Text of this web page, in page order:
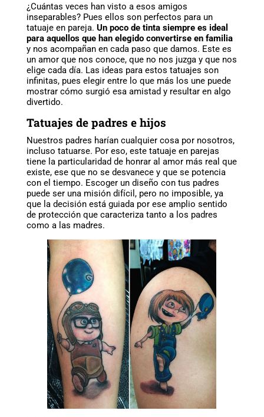
¿Cuántas veces han visto a esos amigos
inseparables? Pues ellos son perfectos para un
tatuaje en pareja. Un poco de tinta siempre es ideal
para aquellos que han elegido convertirse en familia
y nos acompañan en cada paso que damos. Este es
un amor que nos conoce, que no nos juzga y que nos
elige cada día. Las ideas para estos tatuajes son
infinitas, pues elegir entre lo que más los une puede
mostrar cómo surgió esa amistad y resultar en algo
divertido.
Tatuajes de padres e hijos
Nuestros padres harían cualquier cosa por nosotros,
incluso tatuarse. Por eso, este tatuaje en parejas
tiene la particularidad de honrar al amor más real que
existe, ese que no se desvanece y que se potencia
con el tiempo. Escoger un diseño con tus padres
puede ser una misión difícil, pero no imposible, ya
que la decisión está guiada por ese amplio sentido
de protección que caracteriza tanto a los padres
como a las madres.